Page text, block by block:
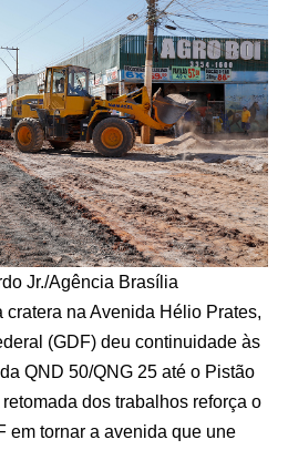
Jr./Agência Brasília
cratera na Avenida Hélio Prates,
(GDF) deu continuidade às
QND 50/QNG 25 até o Pistão
dos trabalhos reforça o
em tornar a avenida que une